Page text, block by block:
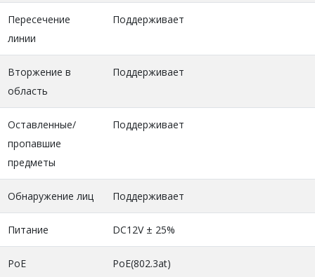
Пересечение
линии
Поддерживает
Вторжение в
область
Поддерживает
Оставленные/
пропавшие
предметы
Поддерживает
Обнаружение лиц Поддерживает
Питание DC12V ± 25%
PoE PoE(802.3at)